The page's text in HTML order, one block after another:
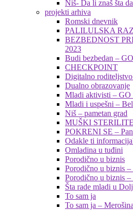
Niš- Da li znaš šta
projekti arhiva
Romski dnevnik
PALILULSKA
BEZBEDNOST
2023
Budi bezbedan –
CHECKPOINT
Digitalno
Dualno obrazovanje
Mladi aktivisti – GO
Mladi i uspešni –
Niš – pametan grad
MUŠKI
POKRENI SE –
Odakle ti
Omladina u tuđini
Porodično u biznis
Porodično u biznis –
Porodično u biznis –
Šta rade mladi u
To sam ja
To sam ja – Merošina